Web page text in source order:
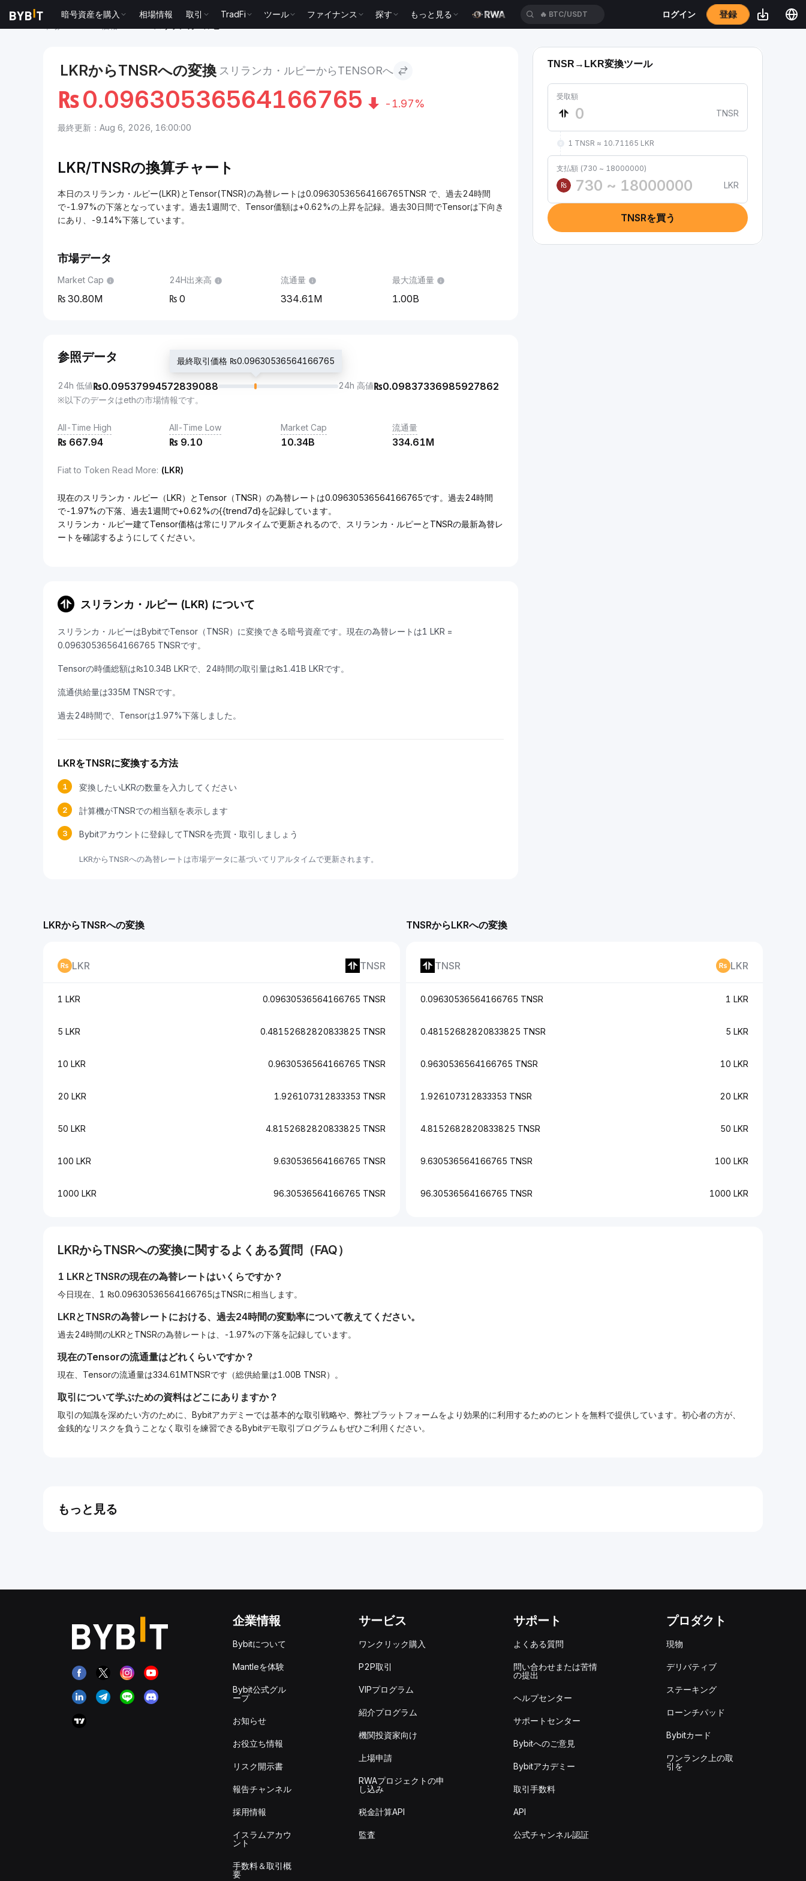
暗号資産を購入 相場情報 取引 TradFi ツール ファイナンス 探す もっと見る 🔥 BTC/USDT ログイン 登録
LKRからTNSRへの変換 スリランカ・ルピーからTENSORへ
₨0.09630536564166765 -1.97%
最終更新：Aug 6, 2026, 16:00:00
LKR/TNSRの換算チャート
本日のスリランカ・ルピー(LKR)とTensor(TNSR)の為替レートは0.09630536564166765TNSR で、過去24時間
で-1.97%の下落となっています。過去1週間で、Tensor価額は+0.62%の上昇を記録。過去30日間でTensorは下向き
にあり、-9.14%下落しています。
市場データ
Market Cap
30.80M
24H出来高
0
流通量
334.61M
最大流通量
1.00B
参照データ
24h 低値₨0.09537994572839088
最終取引価格 ₨0.09630536564166765
24h 高値₨0.09837336985927862
※以下のデータはethの市場情報です。
All-Time High
₨ 667.94
All-Time Low
₨ 9.10
Market Cap
10.34B
流通量
334.61M
Fiat to Token Read More: (LKR)
現在のスリランカ・ルピー（LKR）とTensor（TNSR）の為替レートは0.09630536564166765です。過去24時間
で-1.97%の下落、過去1週間で+0.62%の{{trend7d}を記録しています。
スリランカ・ルピー建てTensor価格は常にリアルタイムで更新されるので、スリランカ・ルピーとTNSRの最新為替レ
ートを確認するようにしてください。
スリランカ・ルピー (LKR) について
スリランカ・ルピーはBybitでTensor（TNSR）に変換できる暗号資産です。現在の為替レートは1 LKR =
0.09630536564166765 TNSRです。
Tensorの時価総額は₨10.34B LKRで、24時間の取引量は₨1.41B LKRです。
流通供給量は335M TNSRです。
過去24時間で、Tensorは1.97%下落しました。
LKRをTNSRに変換する方法
1 変換したいLKRの数量を入力してください
2 計算機がTNSRでの相当額を表示します
3 Bybitアカウントに登録してTNSRを売買・取引しましょう
LKRからTNSRへの為替レートは市場データに基づいてリアルタイムで更新されます。
TNSR→LKR変換ツール
受取額
TNSR
1 TNSR ≈ 10.71165 LKR
支払額 (730 ~ 18000000)
₨
LKR
TNSRを買う
TNSRからLKRへの変換
TNSR LKR
0.09630536564166765 TNSR 1 LKR
0.48152682820833825 TNSR 5 LKR
0.9630536564166765 TNSR 10 LKR
1.926107312833353 TNSR 20 LKR
4.8152682820833825 TNSR 50 LKR
9.630536564166765 TNSR 100 LKR
96.30536564166765 TNSR 1000 LKR
LKRからTNSRへの変換
LKR TNSR
1 LKR 0.09630536564166765 TNSR
5 LKR 0.48152682820833825 TNSR
10 LKR 0.9630536564166765 TNSR
20 LKR 1.926107312833353 TNSR
50 LKR 4.8152682820833825 TNSR
100 LKR 9.630536564166765 TNSR
1000 LKR 96.30536564166765 TNSR
LKRからTNSRへの変換に関するよくある質問（FAQ）
1 LKRとTNSRの現在の為替レートはいくらですか？
今日現在、1 ₨0.09630536564166765はTNSRに相当します。
LKRとTNSRの為替レートにおける、過去24時間の変動率について教えてください。
過去24時間のLKRとTNSRの為替レートは、-1.97%の下落を記録しています。
現在のTensorの流通量はどれくらいですか？
現在、Tensorの流通量は334.61MTNSRです（総供給量は1.00B TNSR）。
取引について学ぶための資料はどこにありますか？
取引の知識を深めたい方のために、Bybitアカデミーでは基本的な取引戦略や、弊社プラットフォームをより効果的に利用するためのヒントを無料で提供しています。初心者の方が、
金銭的なリスクを負うことなく取引を練習できるBybitデモ取引プログラムもぜひご利用ください。
もっと見る
企業情報
Bybitについて
Mantleを体験
Bybit公式グル
ープ
お知らせ
お役立ち情報
リスク開示書
報告チャンネル
採用情報
イスラムアカウ
ント
手数料＆取引概
要
サービス
ワンクリック購入
P2P取引
VIPプログラム
紹介プログラム
機関投資家向け
上場申請
RWAプロジェクトの申
し込み
税金計算API
監査
サポート
よくある質問
問い合わせまたは苦情
の提出
ヘルプセンター
サポートセンター
Bybitへのご意見
Bybitアカデミー
取引手数料
API
公式チャンネル認証
プロダクト
現物
デリバティブ
ステーキング
ローンチパッド
Bybitカード
ワンランク上の取
引を